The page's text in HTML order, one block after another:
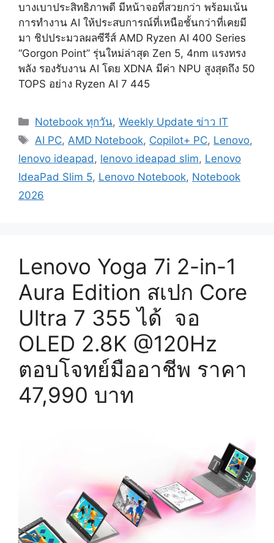
บางเบาประสิทธิภาพดี มีหน้าจอที่สวยกว่า พร้อมเน้น
การทำงาน AI ให้ประสบการณ์ที่เหนือชั้นกว่าที่เคยมี
มา ชิปประมวลผลซีรีส์ AMD Ryzen AI 400 Series
“Gorgon Point” รุ่นใหม่ล่าสุด Zen 5, 4nm แรงทรง
พลัง รองรับงาน AI โดย XDNA มีค่า NPU สูงสุดถึง 50
TOPS อย่าง Ryzen AI 7 445
Categories
Notebook ทุกวัน,Weekly Update ข่าว IT
Tags
AI PC, AMD Notebook, Copilot+ PC, Lenovo,
lenovo ideapad , lenovo ideapad slim, Lenovo
IdeaPad Slim 5, Lenovo Notebook, Notebook
2026
Lenovo Yoga 7i 2-in-1
Aura Edition สเปก Core
Ultra 7 355 ได้ จอ
OLED 2.8K @120Hz
ตอบโจทย์มืออาชีพ ราคา
47,990 บาท